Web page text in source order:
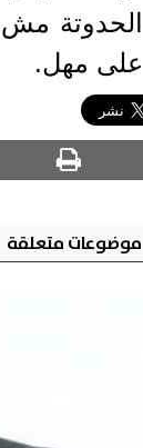
الحدوتة مش
على مهل.
موضوعات متعلقة